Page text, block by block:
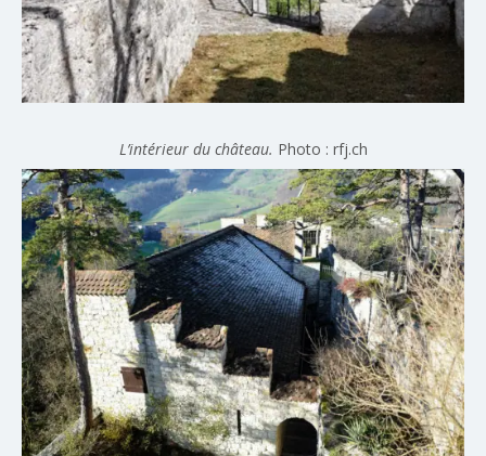
L’intérieur du château. Photo : rfj.ch